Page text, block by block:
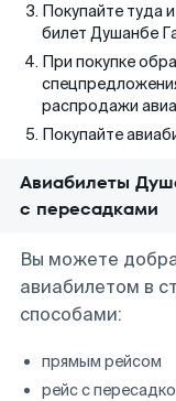
Покупайте туда
билет Душанбе
При покупке
распродажи
Покупайте
Авиабилеты
с пересадками
Вы можете
авиабилетом в
способами:
прямым рейсом
рейс с